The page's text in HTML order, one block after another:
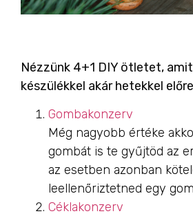
Nézzünk 4+1 DIY ötletet,
készülékkel akár hetekkel
Gombakonzerv
Még nagyobb értéke
gombát is te gyűjtöd az
az esetben azonban
leellenőriztetned egy
Céklakonzerv